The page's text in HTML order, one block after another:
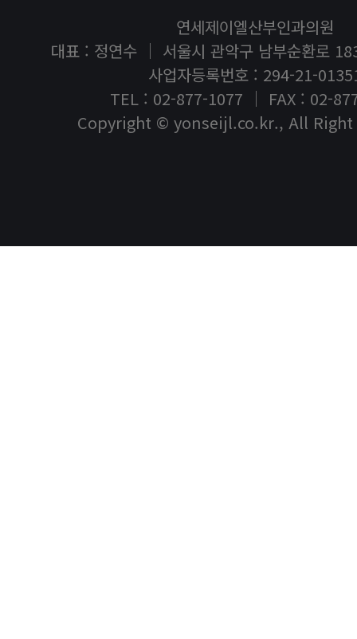
연세제이엘산부인과의원
대표 : 정연수 ｜ 서울시 관악구 남부순환로
사업자등록번호 : 294-21-
TEL : 02-877-1077 ｜ FAX : 02-
Copyright © yonseijl.co.kr., All Right